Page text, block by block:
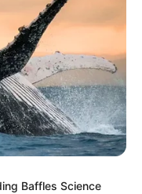
Baffles Science